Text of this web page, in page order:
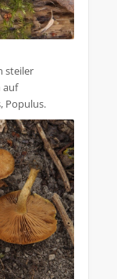
steiler
auf
Populus.